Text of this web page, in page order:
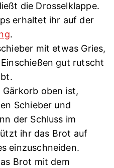
die Drosselklappe.
erhaltet ihr auf der
.
mit etwas Gries,
gut rutscht
Gärkorb oben ist,
Schieber und
der Schluss im
ihr das Brot auf
einzuschneiden.
Brot mit dem